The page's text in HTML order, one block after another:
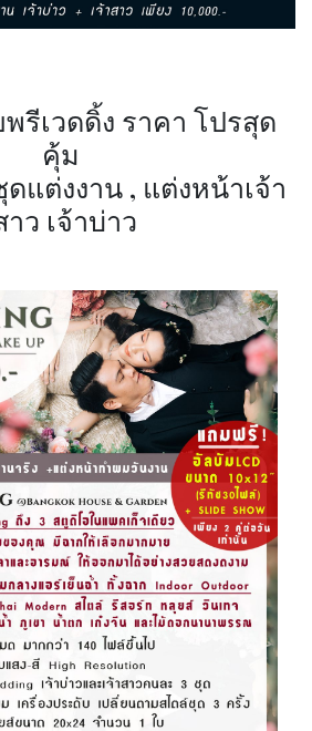
รีเวดดิ้ง ราคา โปรสุด
คุ้ม
แต่งงาน , แต่งหน้าเจ้า
าว เจ้าบ่าว